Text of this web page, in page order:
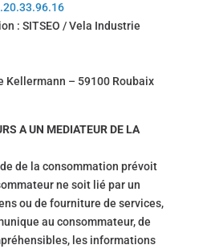
: SITSEO / Vela Industrie
Kellermann – 59100 Roubaix
A UN MEDIATEUR DE LA
de la consommation prévoit
ne soit lié par un
ou de fourniture de services,
au consommateur, de
les informations